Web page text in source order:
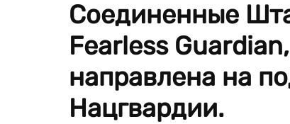
Соединенные
Fearless
направлена на
Нацгвардии.